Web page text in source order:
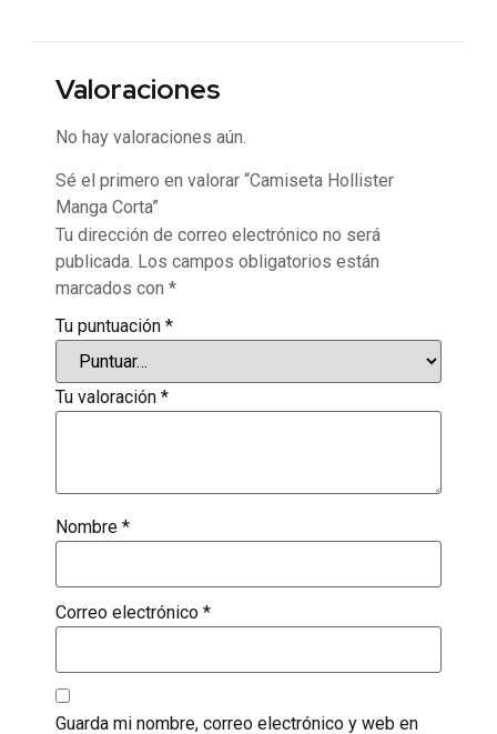
Valoraciones
No hay valoraciones aún.
Sé el primero en valorar “Camiseta Hollister
Manga Corta”
Tu dirección de correo electrónico no será
publicada. Los campos obligatorios están
marcados con *
Tu puntuación *
Tu valoración *
Nombre *
Correo electrónico *
Guarda mi nombre, correo electrónico y web en